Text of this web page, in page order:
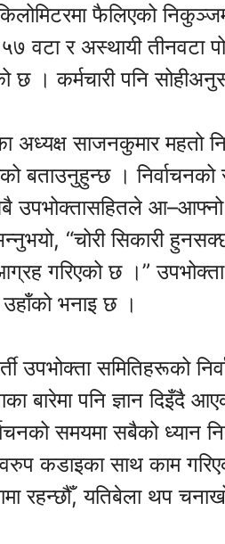
फैलिएको
वटा र अस्थायी तीनवटा
छ । कर्मचारी पनि
अध्यक्ष साजनकुमार महतो
बताउनुहुन्छ ।
आ–आफ्नो
“चोरी सिकारी
गरिएको छ ।”
भनाइ छ ।
उपभोक्ता समितिहरूको
बारेमा पनि ज्ञान
समयमा सबैको ध्यान
कडाइका साथ काम
रहन्छौँ, यतिबेला थप